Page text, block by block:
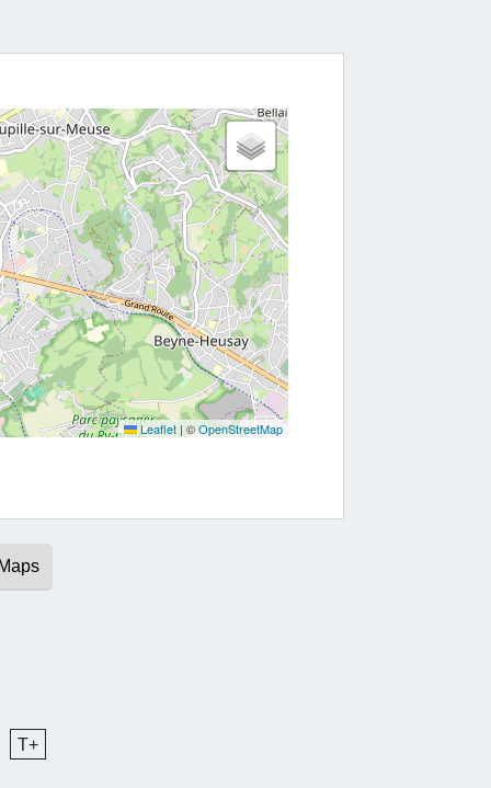
Leaflet | ©OpenStreetMap
T+